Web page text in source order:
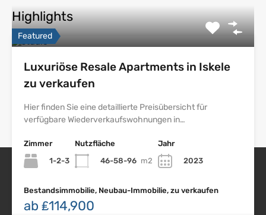
Highlights
Featured
Luxuriöse Resale Apartments in Iskele
zu verkaufen
Hier finden Sie eine detaillierte Preisübersicht für
verfügbare Wiederverkaufswohnungen in…
Zimmer
1-2-3
Nutzfläche
46-58-96 m2
Jahr
2023
Bestandsimmobilie, Neubau-Immobilie, zu verkaufen
ab ₤114,900
Nordzypern Immobilien